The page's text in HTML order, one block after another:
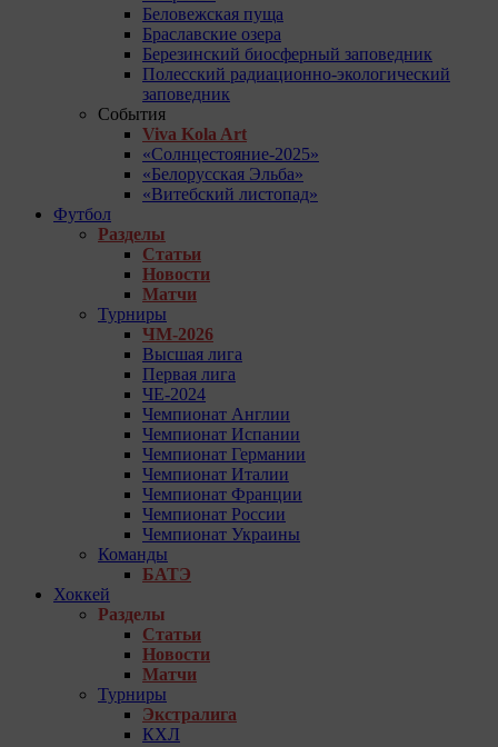
Беловежская пуща
Браславские озера
Березинский биосферный заповедник
Полесский радиационно-экологический
заповедник
События
Viva Kola Art
«Солнцестояние-2025»
«Белорусская Эльба»
«Витебский листопад»
Футбол
Разделы
Статьи
Новости
Матчи
Турниры
ЧМ-2026
Высшая лига
Первая лига
ЧЕ-2024
Чемпионат Англии
Чемпионат Испании
Чемпионат Германии
Чемпионат Италии
Чемпионат Франции
Чемпионат России
Чемпионат Украины
Команды
БАТЭ
Хоккей
Разделы
Статьи
Новости
Матчи
Турниры
Экстралига
КХЛ